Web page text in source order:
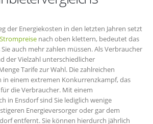
der Energiekosten in den letzten Jahren setzt
Strompreise nach oben klettern, bedeutet das
auch mehr zahlen müssen. Als Verbraucher
der Vielzahl unterschiedlicher
Tarife zur Wahl. Die zahlreichen
in einem extremen Konkurrenzkampf, das
die Verbraucher. Mit einem
in Ensdorf sind Sie lediglich wenige
Energieversorger oder gar dem
entfernt. Sie können hierdurch jährlich